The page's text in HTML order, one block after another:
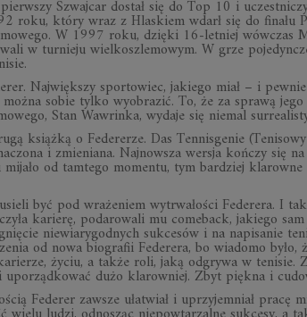
Szwajcar dostał się do Top 10 i
roku, który wraz z Hlaskiem wdarł się do finału
W 1997 roku, dzięki 16-letniej wówczas
w turnieju wielkoszlemowym. W grze
Największy sportowiec, jakiego miał – i
sobie tylko wyobrazić. To, że za sprawą
Stan Wawrinka, wydaje się niemal
książką o Federerze. Das Tennisgenie
i zmieniana. Najnowsza wersja kończy się
od tamtego momentu, tym bardziej klarowne
być pod wrażeniem wytrwałości Federera. I
karierę, podarowali mu comeback, jakiego
niewiarygodnych sukcesów i na napisanie
od nowa biografii Federera, bo wiadomo
życiu, a także roli, jaką odgrywa w tenisie.
dużo klarowniej. Zbyt piękna i
Federer zawsze ułatwiał i uprzyjemniał